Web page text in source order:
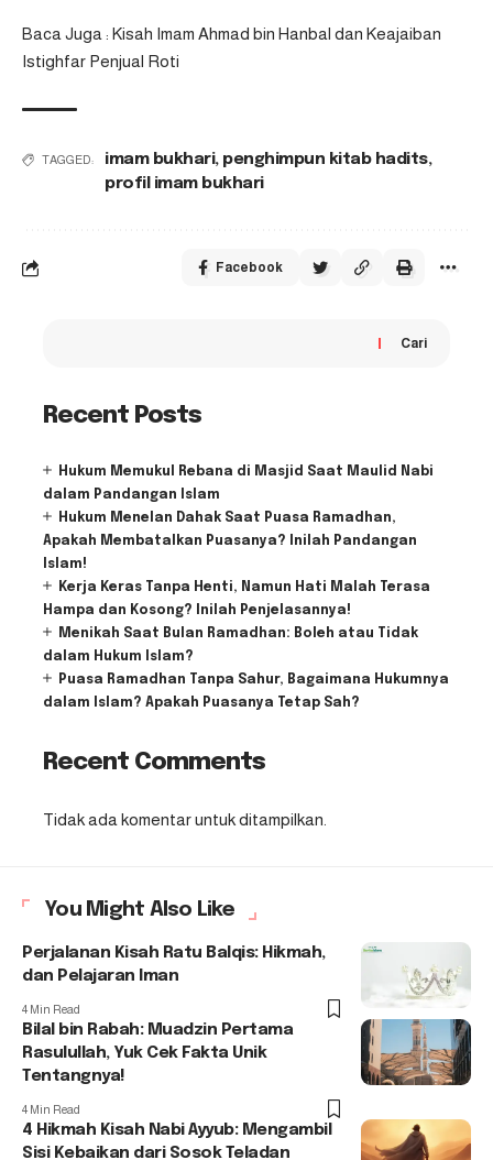
Baca Juga : Kisah Imam Ahmad bin Hanbal dan Keajaiban
Istighfar Penjual Roti
TAGGED: imam bukhari, penghimpun kitab hadits,
profil imam bukhari
Facebook
Cari
Recent Posts
Hukum Memukul Rebana di Masjid Saat Maulid Nabi
dalam Pandangan Islam
Hukum Menelan Dahak Saat Puasa Ramadhan,
Apakah Membatalkan Puasanya? Inilah Pandangan
Islam!
Kerja Keras Tanpa Henti, Namun Hati Malah Terasa
Hampa dan Kosong? Inilah Penjelasannya!
Menikah Saat Bulan Ramadhan: Boleh atau Tidak
dalam Hukum Islam?
Puasa Ramadhan Tanpa Sahur, Bagaimana Hukumnya
dalam Islam? Apakah Puasanya Tetap Sah?
Recent Comments
Tidak ada komentar untuk ditampilkan.
You Might Also Like
Perjalanan Kisah Ratu Balqis: Hikmah,
dan Pelajaran Iman
4 Min Read
Bilal bin Rabah: Muadzin Pertama
Rasulullah, Yuk Cek Fakta Unik
Tentangnya!
4 Min Read
4 Hikmah Kisah Nabi Ayyub: Mengambil
Sisi Kebaikan dari Sosok Teladan